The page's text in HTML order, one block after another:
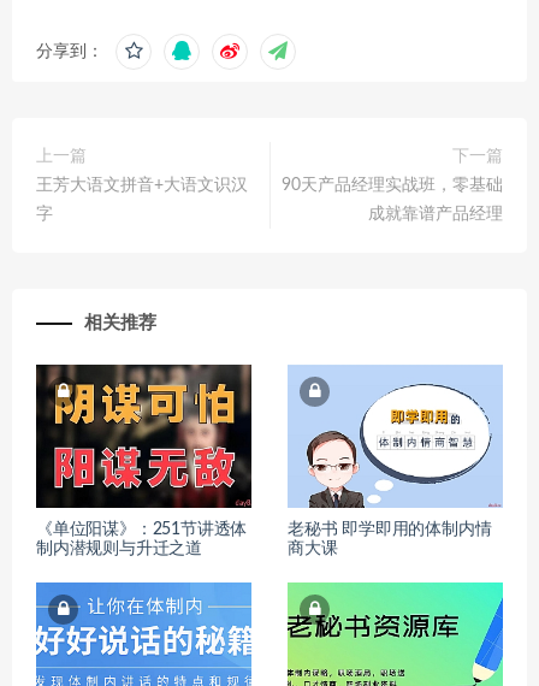
分享到：
上一篇
王芳大语文拼音+大语文识汉
字
下一篇
90天产品经理实战班，零基础
成就靠谱产品经理
相关推荐
《单位阳谋》：251节讲透体
制内潜规则与升迁之道
老秘书 即学即用的体制内情
商大课